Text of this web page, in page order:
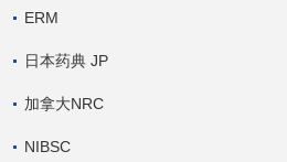
ERM
日本药典 JP
加拿大NRC
NIBSC